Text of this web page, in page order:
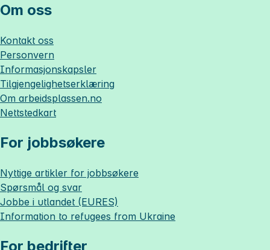
Om oss
Kontakt oss
Personvern
Informasjonskapsler
Tilgjengelighetserklæring
Om arbeidsplassen.no
Nettstedkart
For jobbsøkere
Nyttige artikler for jobbsøkere
Spørsmål og svar
Jobbe i utlandet (EURES)
Information to refugees from Ukraine
For bedrifter